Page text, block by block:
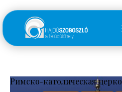
Римско-католическая